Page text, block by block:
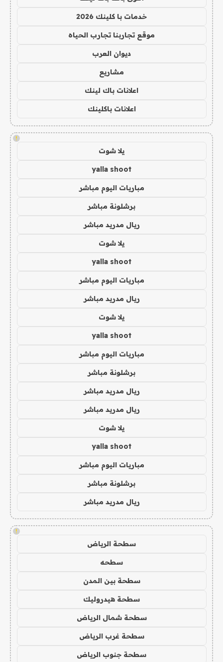
خدمات با كلينك 2026
موقع تجاربنا تجارب الحياه
ديوان العرب
مشاريع
اعلانات باك لينك
اعلانات باكلينك
!
يلا شوت
yalla shoot
مباريات اليوم مباشر
برشلونة مباشر
ريال مدريد مباشر
يلا شوت
yalla shoot
مباريات اليوم مباشر
ريال مدريد مباشر
يلا شوت
yalla shoot
مباريات اليوم مباشر
برشلونة مباشر
ريال مدريد مباشر
ريال مدريد مباشر
يلا شوت
yalla shoot
مباريات اليوم مباشر
برشلونة مباشر
ريال مدريد مباشر
!
سطحة الرياض
سطحه
سطحة بين المدن
سطحة هيدروليك
سطحة شمال الرياض
سطحة غرب الرياض
سطحة جنوب الرياض